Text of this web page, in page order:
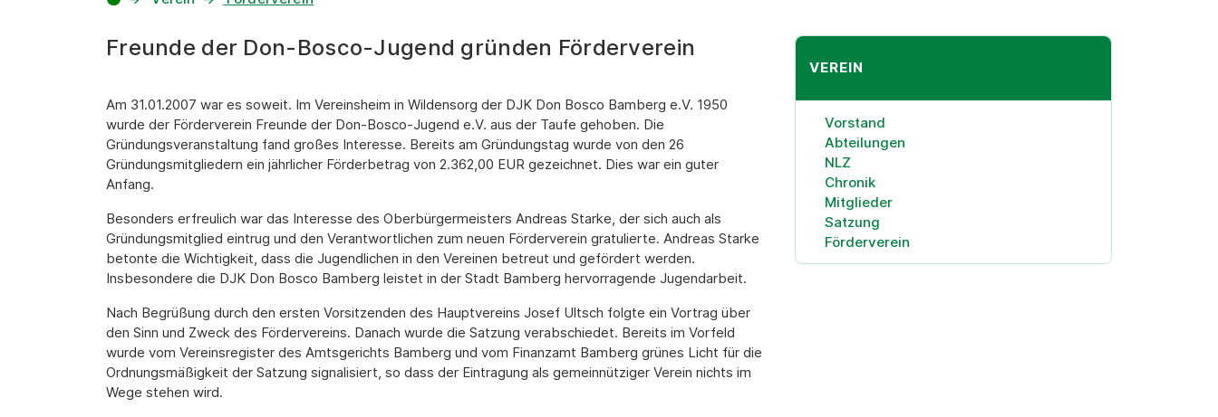
Freunde der Don-Bosco-Jugend gründen Förderverein
Am 31.01.2007 war es soweit. Im Vereinsheim in Wildensorg der DJK Don Bosco Bamberg e.V. 1950
wurde der Förderverein Freunde der Don-Bosco-Jugend e.V. aus der Taufe gehoben. Die
Gründungsveranstaltung fand großes Interesse. Bereits am Gründungstag wurde von den 26
Gründungsmitgliedern ein jährlicher Förderbetrag von 2.362,00 EUR gezeichnet. Dies war ein guter
Anfang.
Besonders erfreulich war das Interesse des Oberbürgermeisters Andreas Starke, der sich auch als
Gründungsmitglied eintrug und den Verantwortlichen zum neuen Förderverein gratulierte. Andreas Starke
betonte die Wichtigkeit, dass die Jugendlichen in den Vereinen betreut und gefördert werden.
Insbesondere die DJK Don Bosco Bamberg leistet in der Stadt Bamberg hervorragende Jugendarbeit.
Nach Begrüßung durch den ersten Vorsitzenden des Hauptvereins Josef Ultsch folgte ein Vortrag über
den Sinn und Zweck des Fördervereins. Danach wurde die Satzung verabschiedet. Bereits im Vorfeld
wurde vom Vereinsregister des Amtsgerichts Bamberg und vom Finanzamt Bamberg grünes Licht für die
Ordnungsmäßigkeit der Satzung signalisiert, so dass der Eintragung als gemeinnütziger Verein nichts im
Wege stehen wird.
VEREIN
Vorstand
Abteilungen
NLZ
Chronik
Mitglieder
Satzung
Förderverein